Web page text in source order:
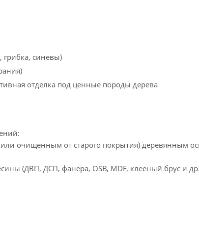
грибка, синевы)
отделка под ценные породы дерева
очищенным от старого покрытия) деревянным
(ДВП, ДСП, фанера, OSB, MDF, клееный брус и